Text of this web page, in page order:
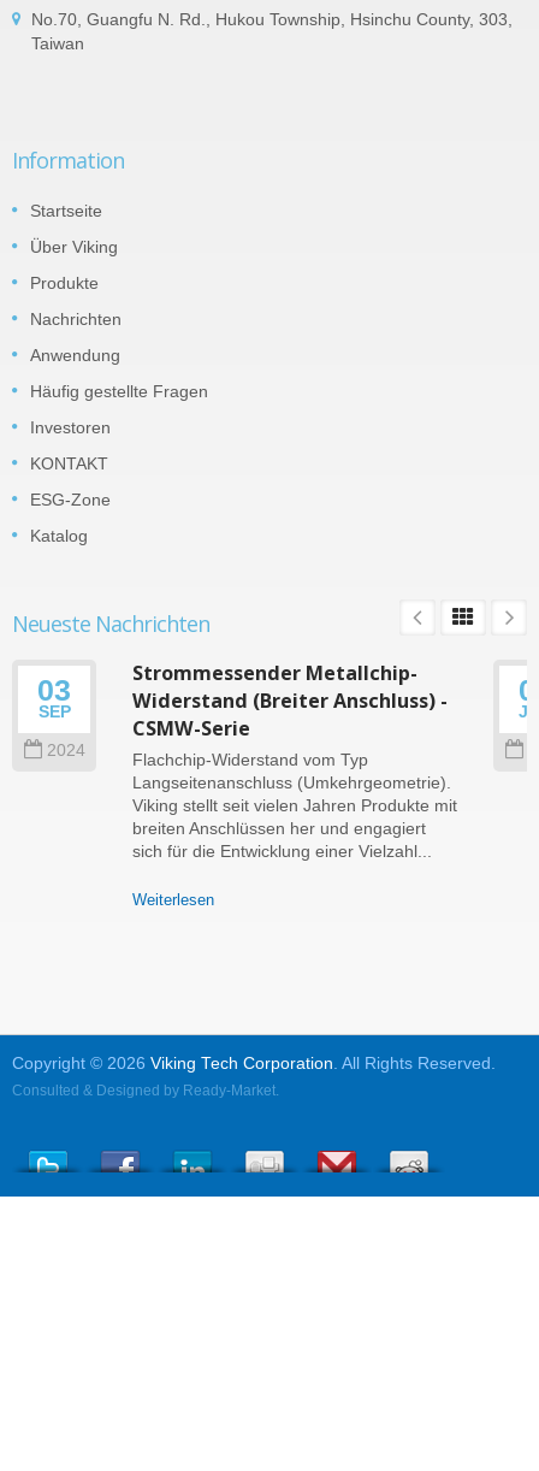
No.70, Guangfu N. Rd., Hukou Township, Hsinchu County, 303,
Taiwan
Information
Startseite
Über Viking
Produkte
Nachrichten
Anwendung
Häufig gestellte Fragen
Investoren
KONTAKT
ESG-Zone
Katalog
Neueste Nachrichten
03
SEP
2024
Strommessender Metallchip-
Widerstand (Breiter Anschluss) -
CSMW-Serie
Flachchip-Widerstand vom Typ
Langseitenanschluss (Umkehrgeometrie).
Viking stellt seit vielen Jahren Produkte mit
breiten Anschlüssen her und engagiert
sich für die Entwicklung einer Vielzahl...
Weiterlesen
Copyright © 2026 Viking Tech Corporation. All Rights Reserved.
Consulted & Designed by Ready-Market.